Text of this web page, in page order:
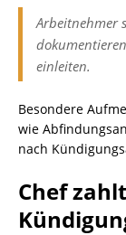
Arbeitnehmer
einleiten.
Besondere
wie
nach
Chef